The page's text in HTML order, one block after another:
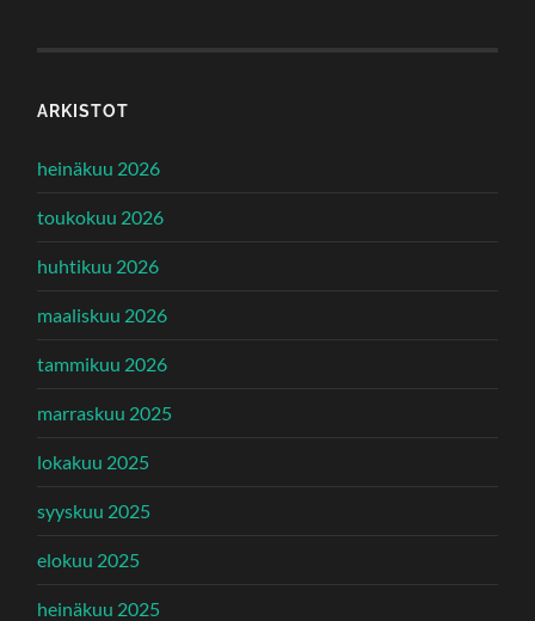
ARKISTOT
heinäkuu 2026
toukokuu 2026
huhtikuu 2026
maaliskuu 2026
tammikuu 2026
marraskuu 2025
lokakuu 2025
syyskuu 2025
elokuu 2025
heinäkuu 2025